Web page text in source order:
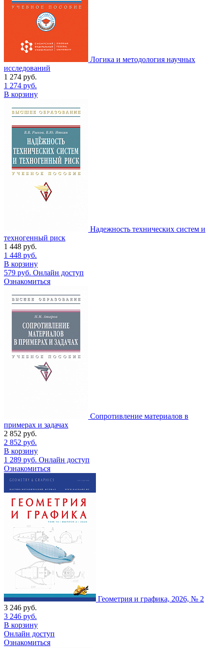
Логика и методология научных
исследований
1 274 руб.
1 274 руб.
В корзину
Надежность технических систем и
техногенный риск
1 448 руб.
1 448 руб.
В корзину
579 руб. Онлайн доступ
Ознакомиться
Сопротивление материалов в
примерах и задачах
2 852 руб.
2 852 руб.
В корзину
1 289 руб. Онлайн доступ
Ознакомиться
Геометрия и графика, 2026, № 2
3 246 руб.
3 246 руб.
В корзину
Онлайн доступ
Ознакомиться